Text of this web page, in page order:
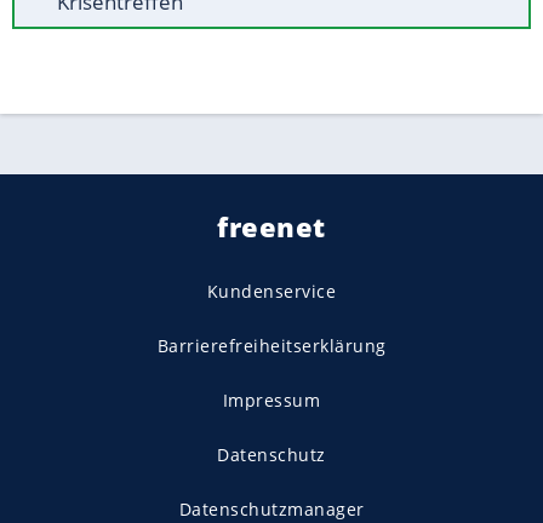
freenet
Kundenservice
Barrierefreiheitserklärung
Impressum
Datenschutz
Datenschutzmanager